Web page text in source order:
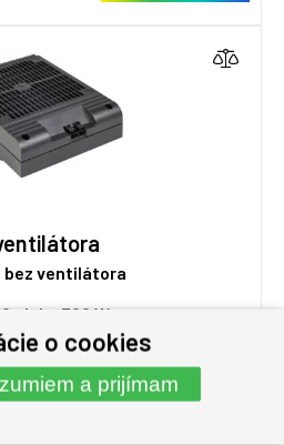
bez ventilátora
alebo 700 W
bez ventilátora, s uchytením
na panel. Rozmery:
o cookies
a prijímam